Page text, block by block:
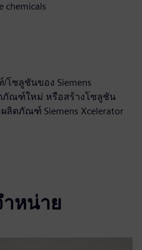
chemicals
ซลูชันของ Siemens
ภัณฑ์ใหม่ หรือสร้างโซลูชัน
ตภัณฑ์ Siemens Xcelerator
หน่าย